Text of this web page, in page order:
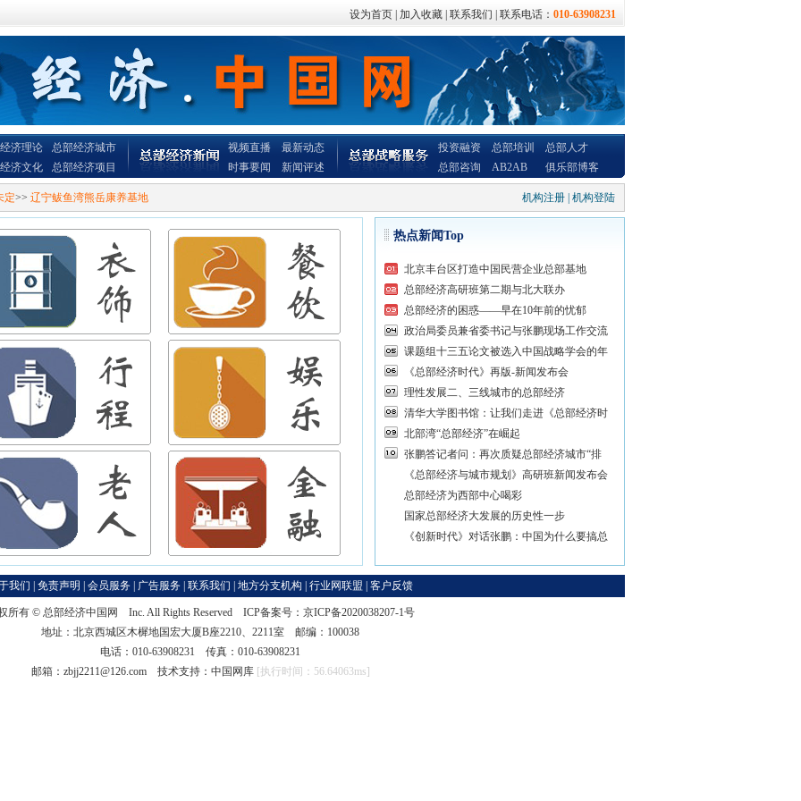
设为首页 加入收藏 联系我们 | 联系电话： 010-63908231
济理论
济文化
总部经济城市
总部经济项目
视频直播
时事要闻
最新动态
新闻评述
投资融资
总部咨询
总部培训
AB2AB
总部人才
俱乐部博客
定>> 辽宁鲅鱼湾熊岳康养基地 机构注册 机构登陆
热点新闻Top
北京丰台区打造中国民营企业总部基地
总部经济高研班第二期与北大联办
总部经济的困惑——早在10年前的忧郁
政治局委员兼省委书记与张鹏现场工作交流
课题组十三五论文被选入中国战略学会的年
《总部经济时代》再版-新闻发布会
理性发展二、三线城市的总部经济
清华大学图书馆：让我们走进《总部经济时
北部湾“总部经济”在崛起
张鹏答记者问：再次质疑总部经济城市“排
《总部经济与城市规划》高研班新闻发布会
总部经济为西部中心喝彩
国家总部经济大发展的历史性一步
《创新时代》对话张鹏：中国为什么要搞总
我们 免责声明 会员服务 广告服务 联系我们 地方分支机构 行业网联盟 客户反馈
所有 © 总部经济中国网 Inc. All Rights Reserved ICP备案号： 京ICP备2020038207-1号
地址：北京西城区木樨地国宏大厦B座2210、2211室 邮编：100038
电话：010-63908231 传真：010-63908231
邮箱：zbjj2211@126.com 技术支持： 中国网库 [执行时间：56.64063ms]